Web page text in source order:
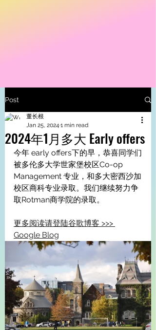
Post
2024年1月多大 Early offers
董长根
Jan 25, 2024 1 min read
今年 early offers下的早，恭喜同学们
被多伦多大学世家堡校区Co-op
Management 专业，和多大密西沙加
校区商科专业录取。我们继续努力争
取Rotman商学院的录取。
更多阅读请登陆谷歌博客 >>>
Google Blog